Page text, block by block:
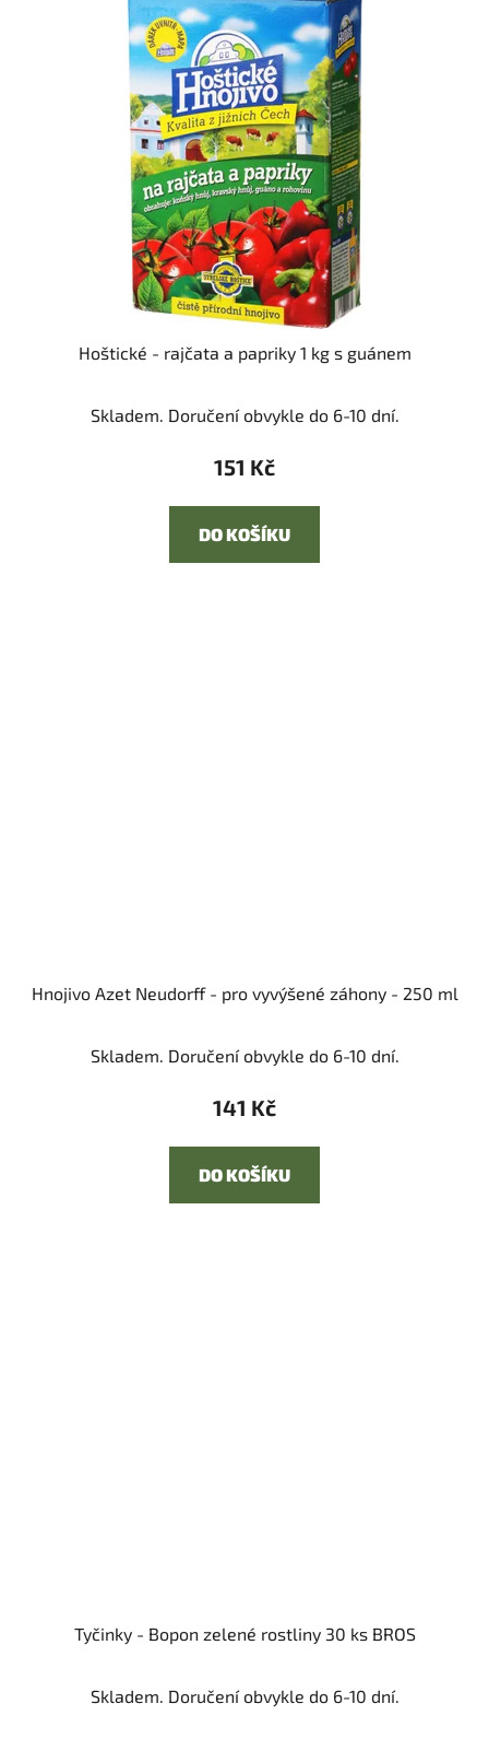
Hoštické - rajčata a papriky 1 kg s guánem
Skladem. Doručení obvykle do 6-10 dní.
151 Kč
DO KOŠÍKU
Hnojivo Azet Neudorff - pro vyvýšené záhony - 250 ml
Skladem. Doručení obvykle do 6-10 dní.
141 Kč
DO KOŠÍKU
Tyčinky - Bopon zelené rostliny 30 ks BROS
Skladem. Doručení obvykle do 6-10 dní.